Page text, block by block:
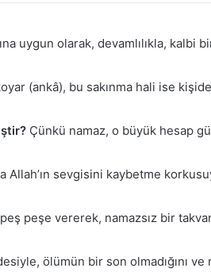
uygun olarak, devamlılıkla, kalbi
(ankâ), bu sakınma hali ise
Çünkü namaz, o büyük hesap
Allah’ın sevgisini kaybetme
peşe vererek, namazsız bir
ölümün bir son olmadığını